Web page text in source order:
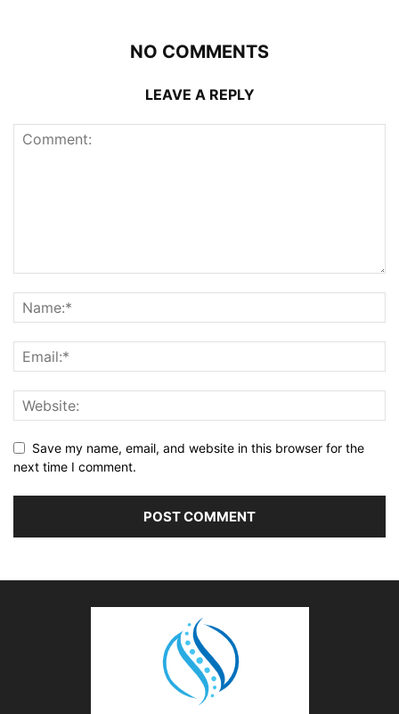
NO COMMENTS
LEAVE A REPLY
Save my name, email, and website in this browser for the
next time I comment.